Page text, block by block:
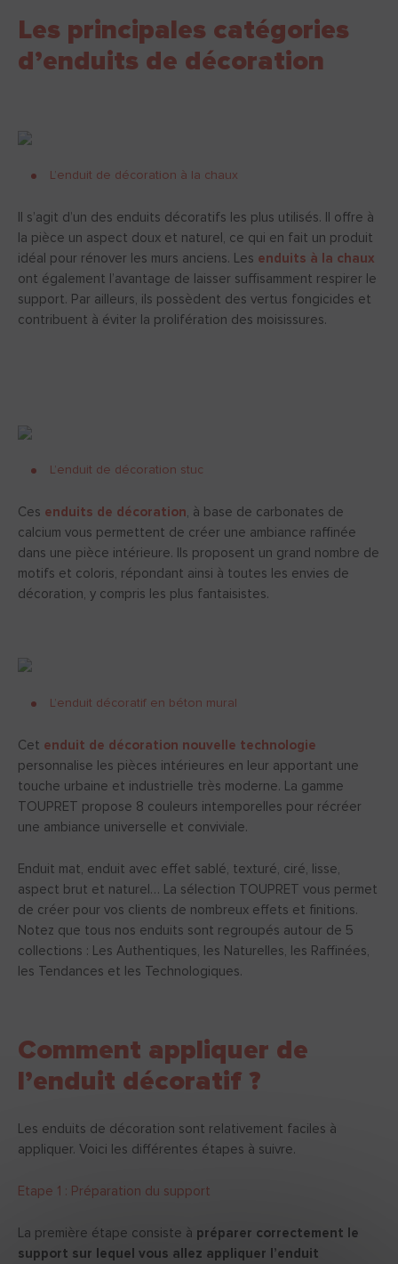
Les principales catégories
d’enduits de décoration
L’enduit de décoration à la chaux
Il s’agit d’un des enduits décoratifs les plus utilisés. Il offre à
la pièce un aspect doux et naturel, ce qui en fait un produit
idéal pour rénover les murs anciens. Les enduits à la chaux
ont également l’avantage de laisser suffisamment respirer le
support. Par ailleurs, ils possèdent des vertus fongicides et
contribuent à éviter la prolifération des moisissures.
L’enduit de décoration stuc
Ces enduits de décoration, à base de carbonates de
calcium vous permettent de créer une ambiance raffinée
dans une pièce intérieure. Ils proposent un grand nombre de
motifs et coloris, répondant ainsi à toutes les envies de
décoration, y compris les plus fantaisistes.
L’enduit décoratif en béton mural
Cet enduit de décoration nouvelle technologie
personnalise les pièces intérieures en leur apportant une
touche urbaine et industrielle très moderne. La gamme
TOUPRET propose 8 couleurs intemporelles pour récréer
une ambiance universelle et conviviale.
Enduit mat, enduit avec effet sablé, texturé, ciré, lisse,
aspect brut et naturel… La sélection TOUPRET vous permet
de créer pour vos clients de nombreux effets et finitions.
Notez que tous nos enduits sont regroupés autour de 5
collections : Les Authentiques, les Naturelles, les Raffinées,
les Tendances et les Technologiques.
Comment appliquer de
l’enduit décoratif ?
Les enduits de décoration sont relativement faciles à
appliquer. Voici les différentes étapes à suivre.
Etape 1 : Préparation du support
La première étape consiste à préparer correctement le
support sur lequel vous allez appliquer l’enduit